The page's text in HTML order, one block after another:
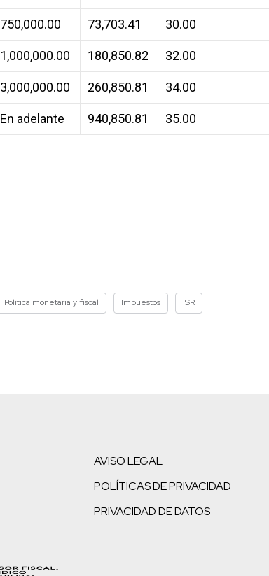
750,000.00 73,703.41 30.00
1,000,000.00 180,850.82 32.00
3,000,000.00 260,850.81 34.00
En adelante 940,850.81 35.00
Política monetaria y fiscal Impuestos ISR
AVISO LEGAL
POLÍTICAS DE PRIVACIDAD
PRIVACIDAD DE DATOS